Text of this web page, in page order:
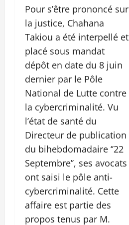
Pour s’être prononcé sur
la justice, Chahana
Takiou a été interpellé et
placé sous mandat
dépôt en date du 8 juin
dernier par le Pôle
National de Lutte contre
la cybercriminalité. Vu
l’état de santé du
Directeur de publication
du bihebdomadaire ‘’22
Septembre’’, ses avocats
ont saisi le pôle anti-
cybercriminalité. Cette
affaire est partie des
propos tenus par M.